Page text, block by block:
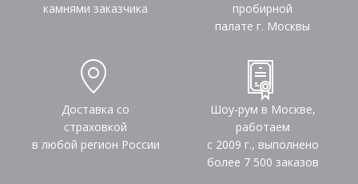
камнями заказчика
пробирной
палате г. Москвы
Доставка со
страховкой
в любой регион России
Шоу-рум в Москве,
работаем
с 2009 г., выполнено
более 7 500 заказов